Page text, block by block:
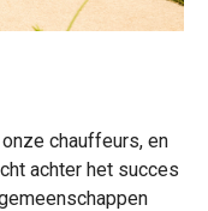
chauffeurs, en
achter het succes